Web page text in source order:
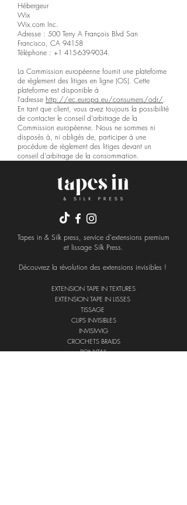
Hébergeur
Wix
Wix.com Inc.
Adresse : 500 Terry A François Blvd San
Francisco, CA 94158
Téléphone : +1 415-639-9034.
​La Commission européenne fournit une plateforme
de règlement des litiges en ligne (OS). Cette
plateforme est disponible à
l'adresse http://ec.europa.eu/consumers/odr/.
En tant que client, vous avez toujours la possibilité
de contacter le conseil d'arbitrage de la
Commission européenne. Nous ne sommes ni
disposés à, ni obligés de, participer à une
procédure de règlement des litiges devant un
conseil d'arbitrage de la consommation.
Tapes in & Silk press, service d'extensions premium
et lissage Silk Press.
Découvrez la révolution des extensions invisibles !
EXTENSION TAPE IN TEXTURES
EXTENSION TAPE IN LISSES
TISSAGE
CLIPS INVISIBLES
INVISIWIG
CROCHETS BRAIDS
PONYTAIL